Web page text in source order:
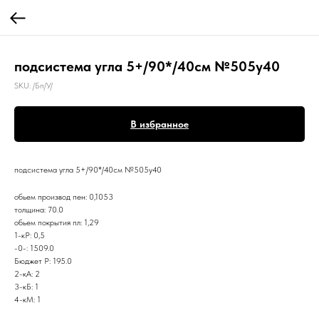
подсистема угла 5+/90*/40см №505y40
SKU: /Бп/У/
В избранное
подсистема угла 5+/90*/40см №505y40
обьем производ пен: 0,1053
толщина: 70.0
обьем покрытия пл: 1,29
1-кР: 0,5
-0-: 1509.0
Бюджет Р: 195.0
2-кА: 2
3-кБ: 1
4-кМ: 1